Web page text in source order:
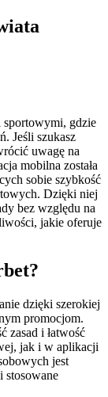
sportowymi, gdzie
Jeśli szukasz
uwagę na
mobilna została
sobie szybkość
Dzięki niej
bez względu na
jakie oferuje
dzięki szerokiej
promocjom.
zasad i łatwość
jak i w aplikacji
jest
stosowane